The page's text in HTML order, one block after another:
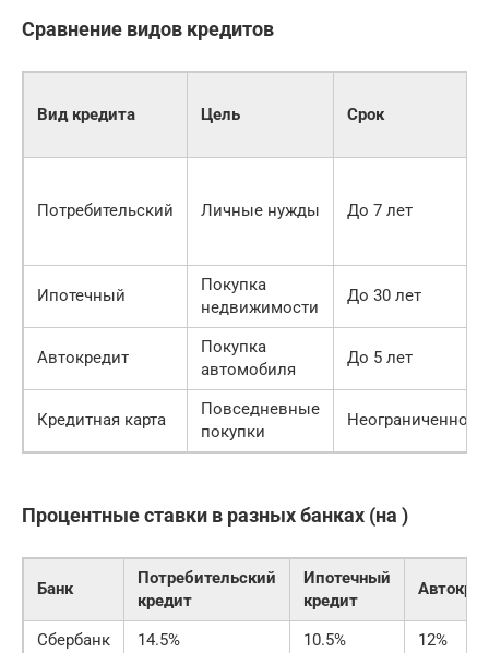
Сравнение видов кредитов
Вид кредита Цель Срок
Потребительский Личные нужды До 7 лет
Ипотечный
Покупка
недвижимости
До 30 лет
Автокредит
Покупка
автомобиля
До 5 лет
Кредитная карта
Повседневные
покупки
Неограниченно
Процентные ставки в разных банках (на )
Банк
Потребительский
кредит
Ипотечный
кредит
Сбербанк 14.5% 10.5% 12%